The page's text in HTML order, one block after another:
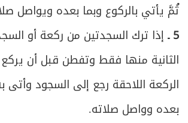
ثُمَّ يأتي بالركوع وبما بعده ويواصل
5 ـ إذا ترك السجدتين من ركعة أو
الثانية منها فقط وتفطن قبل أن
الركعة اللاحقة رجع إلى السجود وأتى
بعده وواصل صلاته.